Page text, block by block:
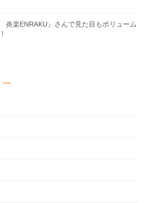
楽ENRAKU』さんで見た目もボリューム